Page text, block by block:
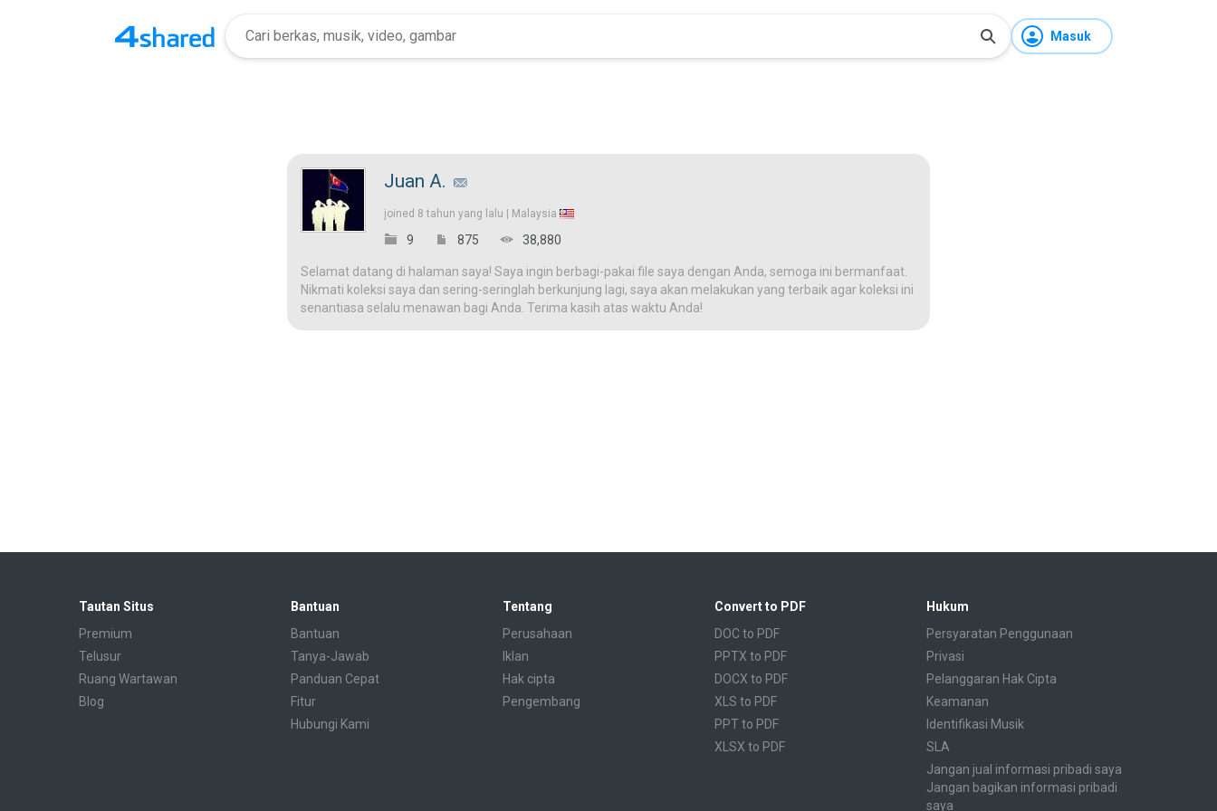
Masuk
Juan A.
joined 8 tahun yang lalu | Malaysia
9 875 38,880
Selamat datang di halaman saya! Saya ingin berbagi-pakai file saya dengan Anda, semoga ini bermanfaat.
Nikmati koleksi saya dan sering-seringlah berkunjung lagi, saya akan melakukan yang terbaik agar koleksi ini
senantiasa selalu menawan bagi Anda. Terima kasih atas waktu Anda!
Tautan Situs
Premium
Telusur
Ruang Wartawan
Blog
Bantuan
Bantuan
Tanya-Jawab
Panduan Cepat
Fitur
Hubungi Kami
Tentang
Perusahaan
Iklan
Hak cipta
Pengembang
Convert to PDF
DOC to PDF
PPTX to PDF
DOCX to PDF
XLS to PDF
PPT to PDF
XLSX to PDF
Hukum
Persyaratan Penggunaan
Privasi
Pelanggaran Hak Cipta
Keamanan
Identifikasi Musik
SLA
Jangan jual informasi pribadi saya
Jangan bagikan informasi pribadi
saya